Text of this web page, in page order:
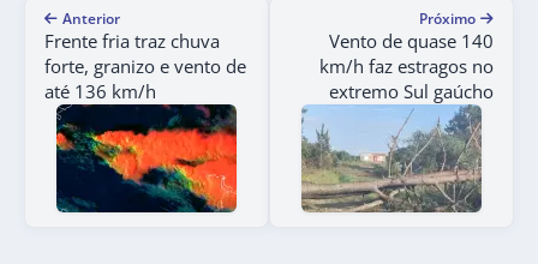
Anterior
Frente fria traz chuva
forte, granizo e vento de
até 136 km/h
Próximo
Vento de quase 140
km/h faz estragos no
extremo Sul gaúcho